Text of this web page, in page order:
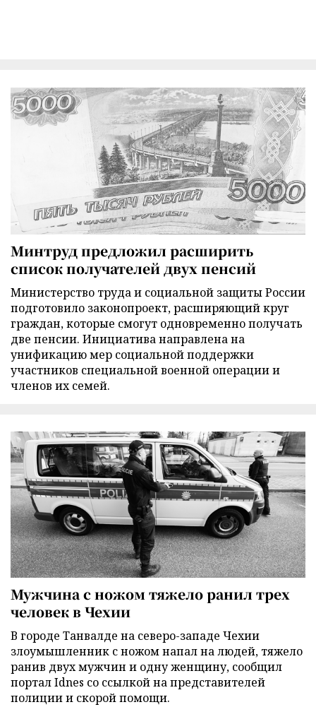
Минтруд предложил расширить
список получателей двух пенсий
Министерство труда и социальной защиты России
подготовило законопроект, расширяющий круг
граждан, которые смогут одновременно получать
две пенсии. Инициатива направлена на
унификацию мер социальной поддержки
участников специальной военной операции и
членов их семей.
Мужчина с ножом тяжело ранил трех
человек в Чехии
В городе Танвалде на северо-западе Чехии
злоумышленник с ножом напал на людей, тяжело
ранив двух мужчин и одну женщину, сообщил
портал Idnes со ссылкой на представителей
полиции и скорой помощи.